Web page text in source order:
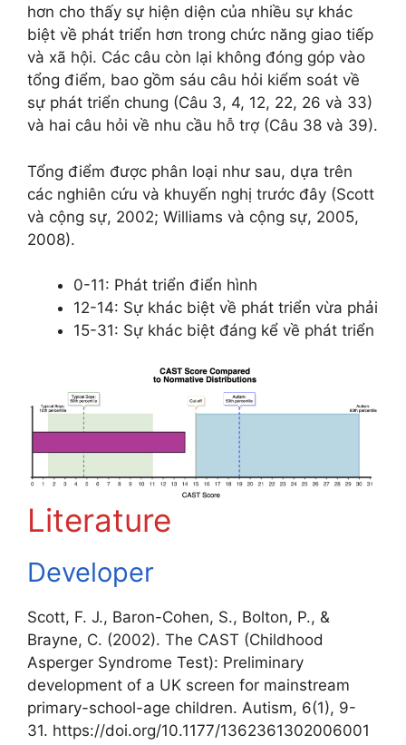
hơn cho thấy sự hiện diện của nhiều sự khác
biệt về phát triển hơn trong chức năng giao tiếp
và xã hội. Các câu còn lại không đóng góp vào
tổng điểm, bao gồm sáu câu hỏi kiểm soát về
sự phát triển chung (Câu 3, 4, 12, 22, 26 và 33)
và hai câu hỏi về nhu cầu hỗ trợ (Câu 38 và 39).
Tổng điểm được phân loại như sau, dựa trên
các nghiên cứu và khuyến nghị trước đây (Scott
và cộng sự, 2002; Williams và cộng sự, 2005,
2008).
0-11: Phát triển điển hình
12-14: Sự khác biệt về phát triển vừa phải
15-31: Sự khác biệt đáng kể về phát triển
Literature
Developer
Scott, F. J., Baron-Cohen, S., Bolton, P., &
Brayne, C. (2002). The CAST (Childhood
Asperger Syndrome Test): Preliminary
development of a UK screen for mainstream
primary-school-age children. Autism, 6(1), 9-
31. https://doi.org/10.1177/1362361302006001